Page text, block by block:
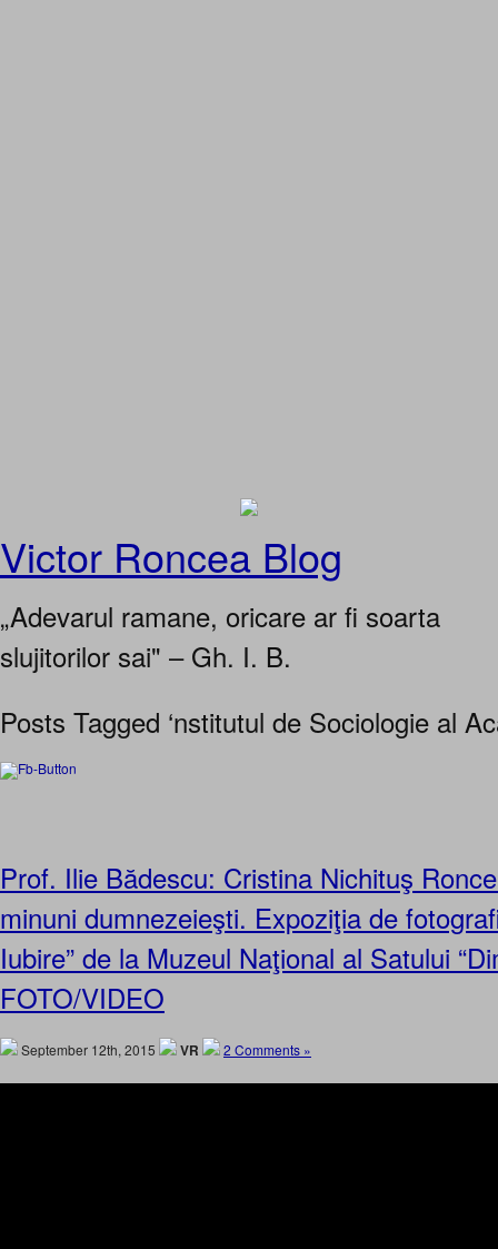
Victor Roncea Blog
„Adevarul ramane, oricare ar fi soarta
slujitorilor sai" – Gh. I. B.
Posts Tagged ‘nstitutul de Sociologie al
Prof. Ilie Bădescu: Cristina Nichituş
minuni dumnezeieşti. Expoziţia de
Iubire” de la Muzeul Naţional al Satului
FOTO/VIDEO
September 12th, 2015 VR 2 Comments »